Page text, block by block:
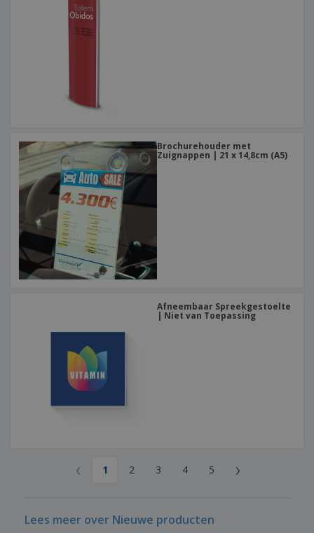
Brochurehouder met
Zuignappen | 21 x 14,8cm (A5)
Afneembaar Spreekgestoelte
| Niet van Toepassing
‹ 1 2 3 4 5 ›
Lees meer over Nieuwe producten